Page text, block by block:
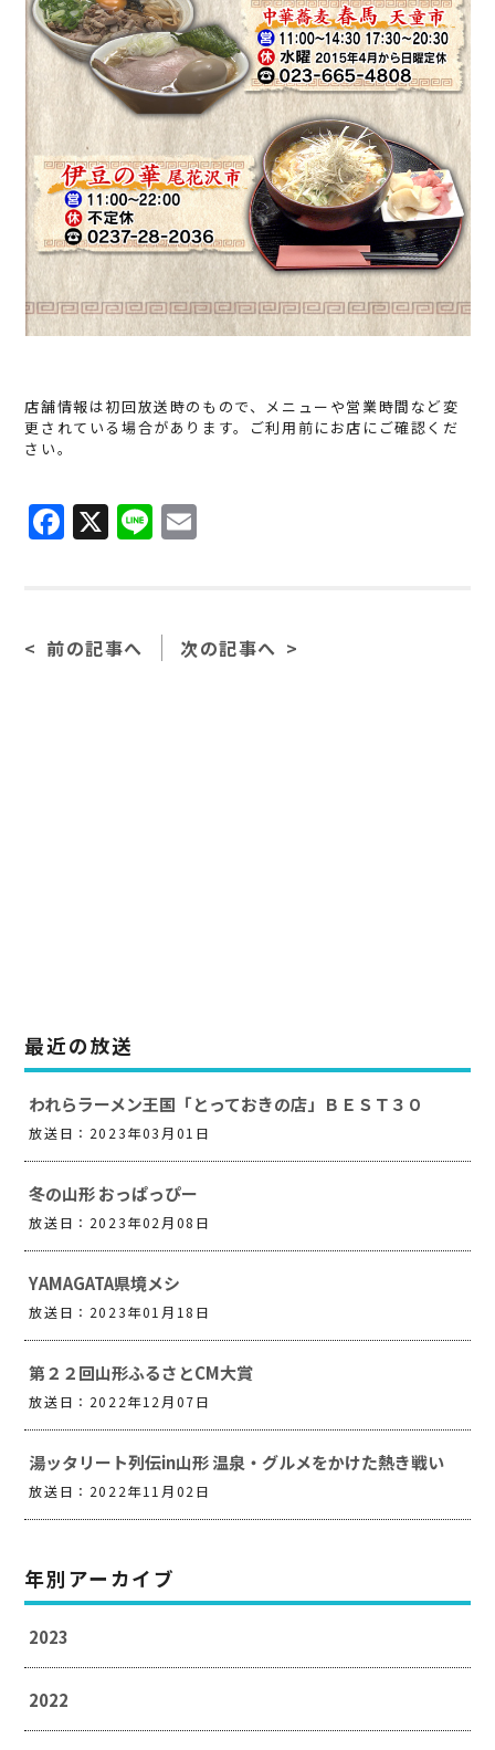
店舗情報は初回放送時のもので、メニューや営業時間など変
更されている場合があります。ご利用前にお店にご確認くだ
さい。
F
a
b
X Li
n
前の記事へ 次の記事へ
最近の放送
われらラーメン王国「とっておきの店」ＢＥＳＴ３０
放送日：2023年03月01日
冬の山形 おっぱっぴー
放送日：2023年02月08日
YAMAGATA県境メシ
放送日：2023年01月18日
第２２回山形ふるさとCM大賞
放送日：2022年12月07日
湯ッタリート列伝in山形 温泉・グルメをかけた熱き戦い
放送日：2022年11月02日
年別アーカイブ
2023
2022